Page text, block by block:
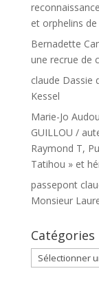
et orphelins
Bernadette
une recrue de
claude Dassie
Kessel
Marie-Jo
GUILLOU /
Raymond T,
Tatihou » et
passepont
Monsieur
Catégories
Catégories